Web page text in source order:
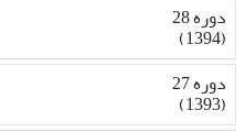
دوره 28
(1394)
دوره 27
(1393)